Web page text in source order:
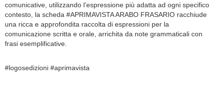
comunicative, utilizzando l’espressione più adatta ad ogni specifico
contesto, la scheda #APRIMAVISTA ARABO FRASARIO racchiude
una ricca e approfondita raccolta di espressioni per la
comunicazione scritta e orale, arrichita da note grammaticali con
frasi esemplificative.
#logosedizioni #aprimavista